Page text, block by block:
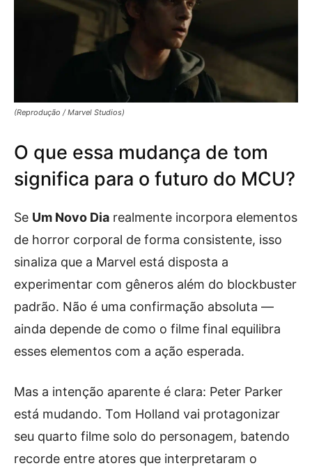
(Reprodução / Marvel Studios)
O que essa mudança de tom
significa para o futuro do MCU?
Se Um Novo Dia realmente incorpora elementos
de horror corporal de forma consistente, isso
sinaliza que a Marvel está disposta a
experimentar com gêneros além do blockbuster
padrão. Não é uma confirmação absoluta —
ainda depende de como o filme final equilibra
esses elementos com a ação esperada.
Mas a intenção aparente é clara: Peter Parker
está mudando. Tom Holland vai protagonizar
seu quarto filme solo do personagem, batendo
recorde entre atores que interpretaram o